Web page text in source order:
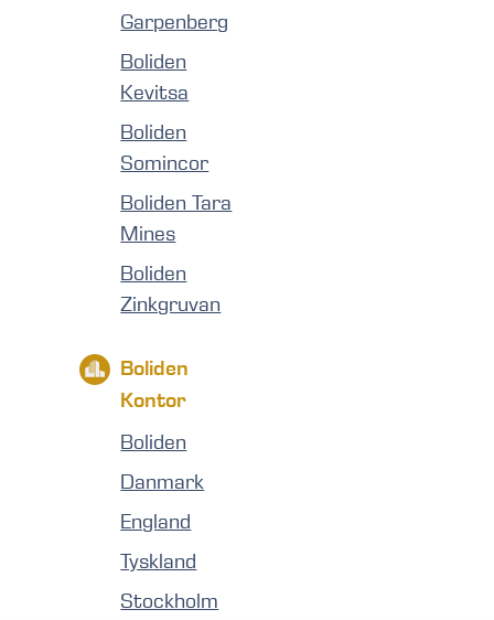
Garpenberg
Boliden
Kevitsa
Boliden
Somincor
Boliden Tara
Mines
Boliden
Zinkgruvan
Boliden
Kontor
Boliden
Danmark
England
Tyskland
Stockholm